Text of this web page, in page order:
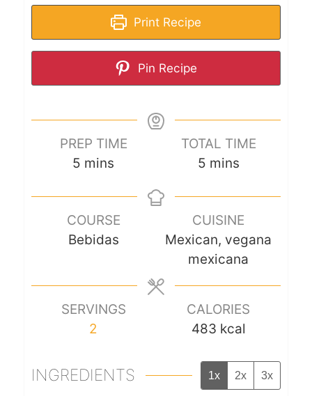
Print Recipe
Pin Recipe
PREP TIME
5 mins
TOTAL TIME
5 mins
COURSE
Bebidas
CUISINE
Mexican, vegana
mexicana
SERVINGS
2
CALORIES
483 kcal
INGREDIENTS 1x 2x 3x